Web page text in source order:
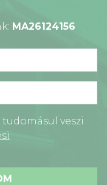
MA26124156
veszi